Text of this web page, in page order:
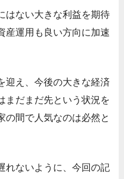
はない大きな利益を期待
産運用も良い方向に加速
迎え、今後の大きな経済
まだまだ先という状況を
の間で人気なのは必然と
れないように、今回の記